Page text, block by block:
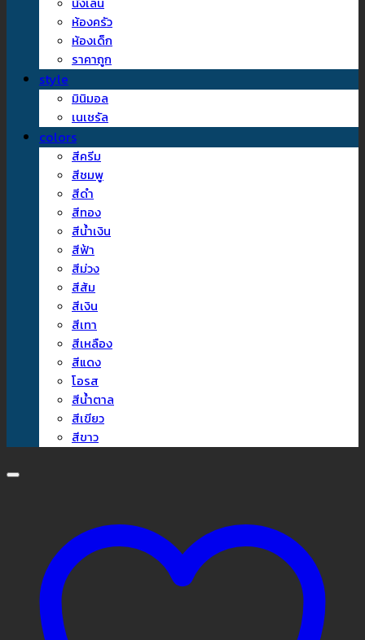
ห้องครัว
ห้องเด็ก
ราคาถูก
style
มินิมอล
เนเชรัล
colors
สีครีม
สีชมพู
สีดำ
สีทอง
สีน้ำเงิน
สีฟ้า
สีม่วง
สีส้ม
สีเงิน
สีเทา
สีเหลือง
สีแดง
โอรส
สีน้ำตาล
สีเขียว
สีขาว